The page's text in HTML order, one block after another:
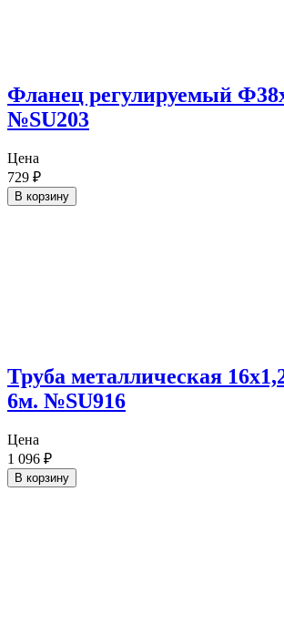
Фланец регулируемый
№SU203
Цена
729 ₽
В корзину
Труба металлическая
6м. №SU916
Цена
1 096 ₽
В корзину